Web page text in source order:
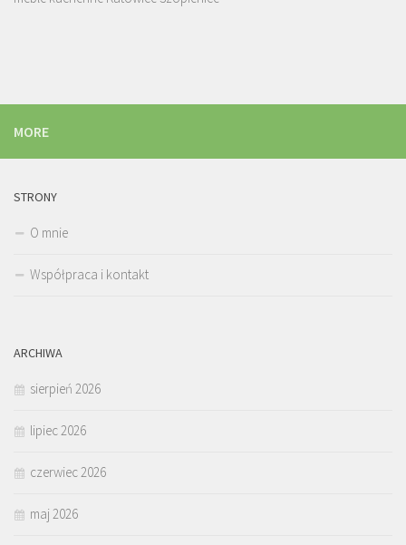
MORE
STRONY
O mnie
Współpraca i kontakt
ARCHIWA
sierpień 2026
lipiec 2026
czerwiec 2026
maj 2026